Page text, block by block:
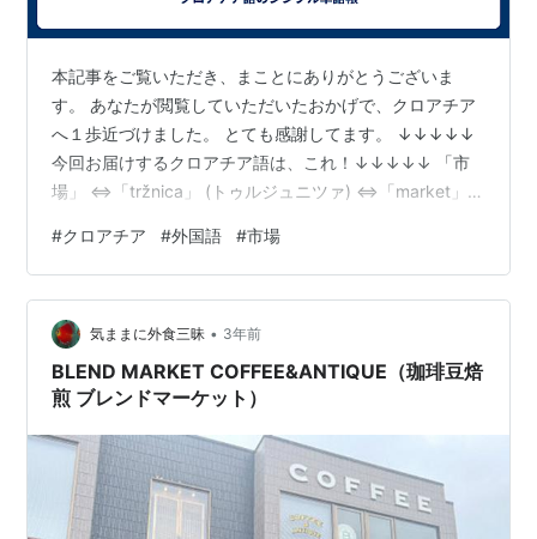
本記事をご覧いただき、まことにありがとうございま
す。 あなたが閲覧していただいたおかげで、クロアチア
へ１歩近づけました。 とても感謝してます。 ↓↓↓↓↓
今回お届けするクロアチア語は、これ！↓↓↓↓↓ 「市
場」 ⇔「tržnica」 (トゥルジュニツァ) ⇔「market」
・・・・・・・・・・ いかがでしたか？ では、この短い
記事から去る前に、「いちば、とぅるじゅにつぁ」と５
回、口に出してください。 次に目を閉じ、何も見ずに言
えたら成功です。 失敗したら、何度も試してOK。何回目
でも、目をつぶって言えたら大・成・功！ 記事を離れた
瞬間に忘れて…
#クロアチア #外国語 #市場
気ままに外食三昧 • 3年前
BLEND MARKET COFFEE&ANTIQUE（珈琲豆焙
煎 ブレンドマーケット）